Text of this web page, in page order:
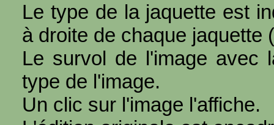
Le type de la jaquette est
à droite de chaque jaquette (
Le survol de l'image avec
type de l'image.
Un clic sur l'image l'affiche.